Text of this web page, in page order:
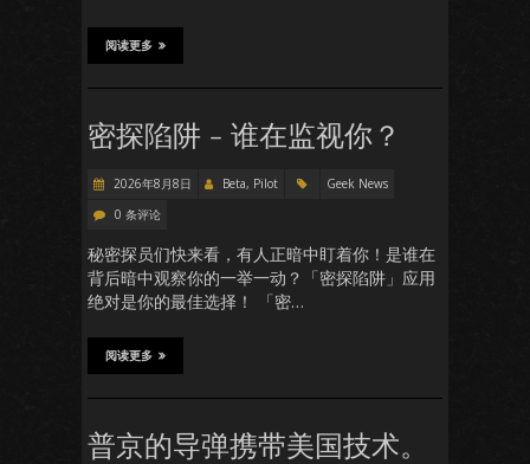
阅读更多
密探陷阱 – 谁在监视你？
2026年8月8日 Beta, Pilot
Geek News
0 条评论
秘密探员们快来看，有人正暗中盯着你！是谁在
背后暗中观察你的一举一动？「密探陷阱」应用
绝对是你的最佳选择！ 「密…
阅读更多
普京的导弹携带美国技术。